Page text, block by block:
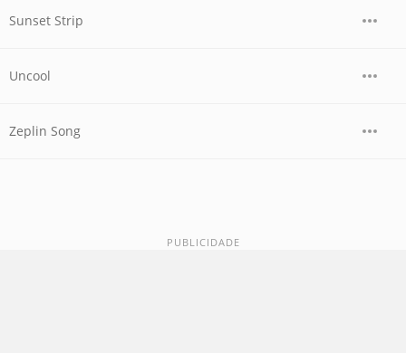
Sunset Strip
Uncool
Zeplin Song